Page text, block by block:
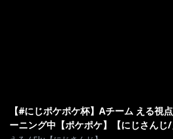
【#にじポケポケ杯】Aチーム える視
ーニング中【ポケポケ】【にじさんじ/